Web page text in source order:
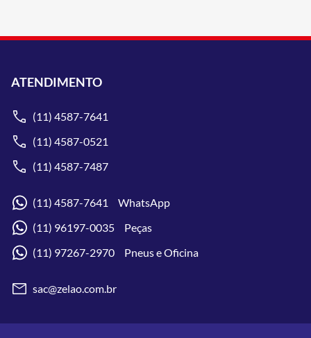
ATENDIMENTO
(11) 4587-7641
(11) 4587-0521
(11) 4587-7487
(11) 4587-7641 WhatsApp
(11) 96197-0035 Peças
(11) 97267-2970 Pneus e Oficina
sac@zelao.com.br